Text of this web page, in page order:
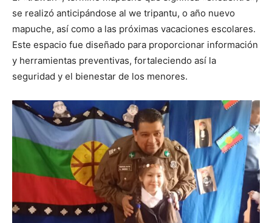
se realizó anticipándose al we tripantu, o año nuevo
mapuche, así como a las próximas vacaciones escolares.
Este espacio fue diseñado para proporcionar información
y herramientas preventivas, fortaleciendo así la
seguridad y el bienestar de los menores.